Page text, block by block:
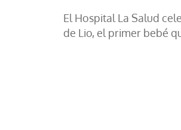
El Hospital La Salud
de Lio, el primer bebé